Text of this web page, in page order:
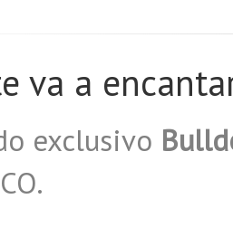
va a
exclusivo